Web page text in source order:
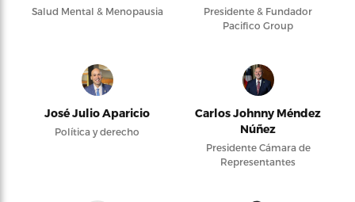
Salud Mental & Menopausia
Presidente & Fundador
Pacifico Group
José Julio Aparicio
Política y derecho
Carlos Johnny Méndez
Núñez
Presidente Cámara de
Representantes